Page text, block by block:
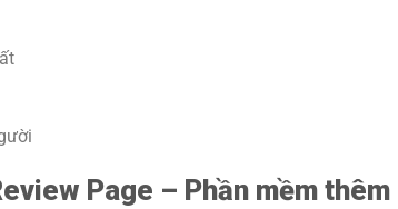
Page – Phần mềm thêm